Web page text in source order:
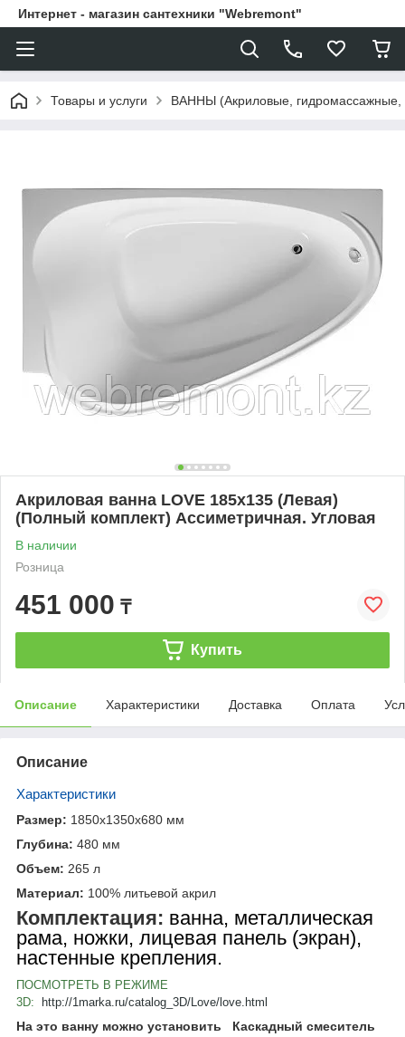
Интернет - магазин сантехники "Webremont"
Товары и услуги ВАННЫ (Акриловые,
Акриловая ванна LOVE 185х135 (Левая)
(Полный комплект) Ассиметричная. Угловая
В наличии
Розница
451 000 ₸
Купить
Описание Характеристики Доставка Оплата
Описание
Характеристики
Размер: 1850x1350x680 мм
Глубина: 480 мм
Объем: 265 л
Материал: 100% литьевой акрил
Комплектация: ванна, металлическая
рама, ножки, лицевая панель (экран),
настенные крепления.
ПОСМОТРЕТЬ В РЕЖИМЕ
3D:
http://1marka.ru/catalog_3D/Love/love.html
На это ванну можно установить Каскадный смеситель